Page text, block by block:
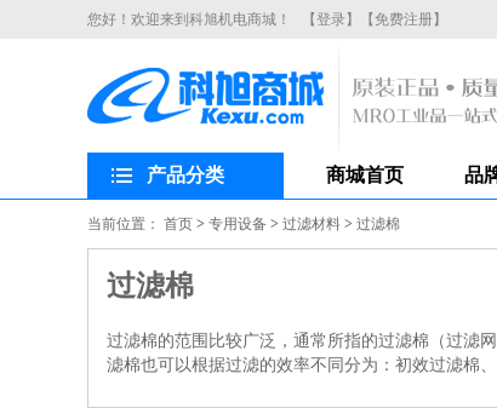
您好！欢迎来到科旭机电商城！ 【登录】 【免费注册】
产品分类 商城首页 品
当前位置： 首页 > 专用设备 > 过滤材料 > 过滤棉
过滤棉
过滤棉的范围比较广泛，通常所指的过滤棉（过滤
滤棉也可以根据过滤的效率不同分为：初效过滤棉、